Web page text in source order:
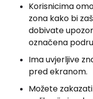
Korisnicima
zona kako bi
dobivate
označena
Ima uvjerljive
pred ekranom.
Možete